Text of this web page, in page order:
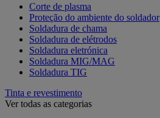
Corte de plasma
Proteção do ambiente do soldador
Soldadura de chama
Soldadura de elétrodos
Soldadura eletrónica
Soldadura MIG/MAG
Soldadura TIG
Tinta e revestimento
Ver todas as categorias